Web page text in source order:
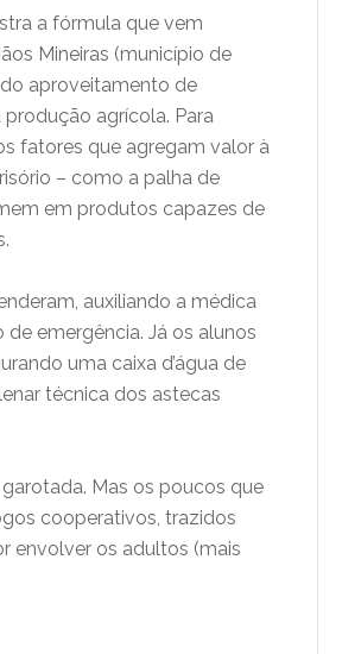
a fórmula que vem
Mineiras (município de
do aproveitamento de
agrícola. Para
fatores que agregam valor à
– como a palha de
em produtos capazes de
auxiliando a médica
emergência. Já os alunos
uma caixa d’água de
técnica dos astecas
Mas os poucos que
cooperativos, trazidos
envolver os adultos (mais